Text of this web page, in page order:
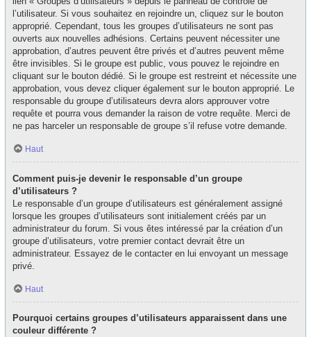
l’utilisateur. Si vous souhaitez en rejoindre un, cliquez sur le bouton
approprié. Cependant, tous les groupes d’utilisateurs ne sont pas
ouverts aux nouvelles adhésions. Certains peuvent nécessiter une
approbation, d’autres peuvent être privés et d’autres peuvent même
être invisibles. Si le groupe est public, vous pouvez le rejoindre en
cliquant sur le bouton dédié. Si le groupe est restreint et nécessite une
approbation, vous devez cliquer également sur le bouton approprié. Le
responsable du groupe d’utilisateurs devra alors approuver votre
requête et pourra vous demander la raison de votre requête. Merci de
ne pas harceler un responsable de groupe s’il refuse votre demande.
Haut
Comment puis-je devenir le responsable d’un groupe
d’utilisateurs ?
Le responsable d’un groupe d’utilisateurs est généralement assigné
lorsque les groupes d’utilisateurs sont initialement créés par un
administrateur du forum. Si vous êtes intéressé par la création d’un
groupe d’utilisateurs, votre premier contact devrait être un
administrateur. Essayez de le contacter en lui envoyant un message
privé.
Haut
Pourquoi certains groupes d’utilisateurs apparaissent dans une
couleur différente ?